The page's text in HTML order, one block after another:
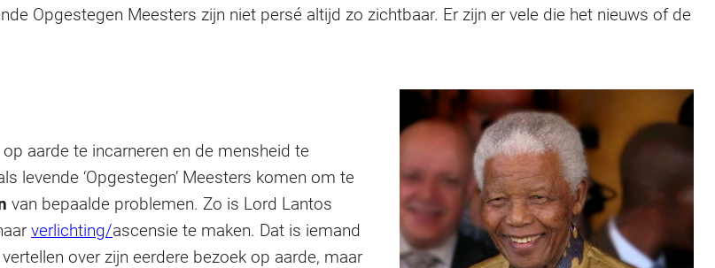
Opgestegen Meesters zijn niet persé altijd zo zichtbaar. Er zijn er vele die het nieuws of de
aarde te incarneren en de mensheid te
levende ‘Opgestegen’ Meesters komen om te
van bepaalde problemen. Zo is Lord Lantos
verlichting/ascensie te maken. Dat is iemand
over zijn eerdere bezoek op aarde, maar